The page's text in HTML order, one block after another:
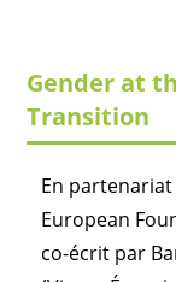
Gender at
Transition
En partenariat
European
co-écrit par